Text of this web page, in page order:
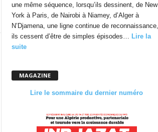
une même séquence, lorsqu’ils dessinent, de New
York à Paris, de Nairobi à Niamey, d’Alger à
N’Djamena, une ligne continue de reconnaissance,
ils cessent d’être de simples épisodes…
Lire la
suite
MAGAZINE
Lire le sommaire du dernier numéro